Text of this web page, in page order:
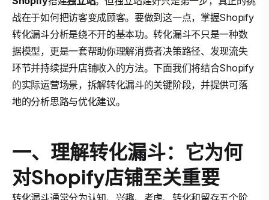
战在于如何把访客变成顾客。要做到这一点，掌握Shopify
转化漏斗分析是绕不开的基本功。转化漏斗不只是一种数
据模型，更是一套帮助你理解消费者决策路径、发现流失
环节并持续提升店铺收入的方法。下面我们将结合Shopify
的实际运营场景，拆解转化漏斗的关键阶段，并提供可落
地的分析思路与优化建议。
一、理解转化漏斗：它为何
对Shopify店铺至关重要
转化漏斗通常分为认知、兴趣、考虑、转化和留存五个阶